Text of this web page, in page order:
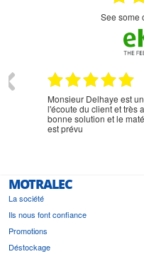
see
Monsieur Delhaye est
l'écoute du client et très
bonne solution et le
est prévu
MOTRALEC
La société
Ils nous font confiance
Promotions
Déstockage